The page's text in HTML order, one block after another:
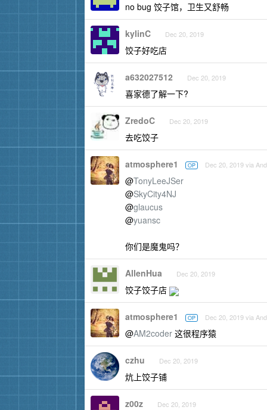
no bug 饺子馆，卫生又舒畅
kylinC Dec 20, 2019
饺子好吃店
a632027512 Dec 20, 2019
喜家德了解一下?
ZredoC Dec 20, 2019
去吃饺子
atmosphere1 OP Dec 20, 2019 via
@TonyLeeJSer
@SkyCity4NJ
@glaucus
@yuansc
你们是魔鬼吗？
AllenHua Dec 20, 2019
饺子饺子店
atmosphere1 OP Dec 20, 2019 via
@AM2coder 这很程序猿
czhu Dec 20, 2019
炕上饺子铺
z00z Dec 20, 2019